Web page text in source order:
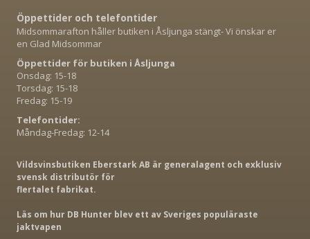
Öppettider och telefontider
Midsommarafton håller butiken i Åsljunga stängt- Vi önskar er
en Glad Midsommar
Öppettider för butiken i Åsljunga
Onsdag: 15-18
Torsdag: 15-18
Fredag: 15-19
Telefontider:
Måndag-Fredag: 12-14
Vildsvinsbutiken Eberstark AB är generalagent och exklusiv
svensk distributör för
flertalet fabrikat.
Läs om hur DB Hunter blev ett av Sveriges populäraste
jaktvapen